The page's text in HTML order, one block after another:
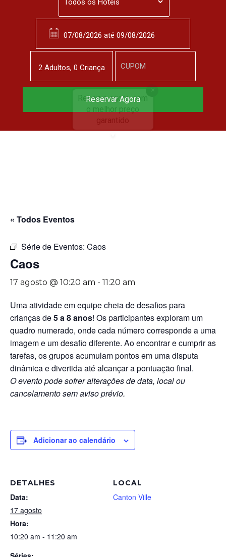
« Todos Eventos
Série de Eventos: Caos
Caos
17 agosto @ 10:20 am - 11:20 am
Uma atividade em equipe cheia de desafios para
crianças de5 a 8 anos! Os participantes exploram um
quadro numerado, onde cada número corresponde a uma
imagem e um desafio diferente. Ao encontrar e cumprir as
tarefas, os grupos acumulam pontos em uma disputa
dinâmica e divertida até alcançar a pontuação final.
O evento pode sofrer alterações de data, local ou
cancelamento sem aviso prévio.
Adicionar ao calendário
DETALHES
Data:
17 agosto
Hora:
10:20 am - 11:20 am
LOCAL
Canton Ville
2 Adultos, 0 Criança
Reserve agora, com
o melhor preço
garantido
Reservar Agora